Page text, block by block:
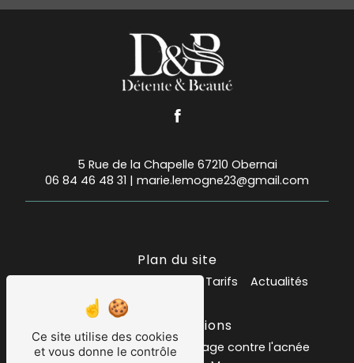
5 Rue de la Chapelle 67210 Obernai
06 84 46 48 31 | marie.lemogne23@gmail.com
Plan du site
Tarifs Actualités
Nos prestations
Institut de beauté
soin visage contre l'acnée
Ce site utilise des cookies
et vous donne le contrôle